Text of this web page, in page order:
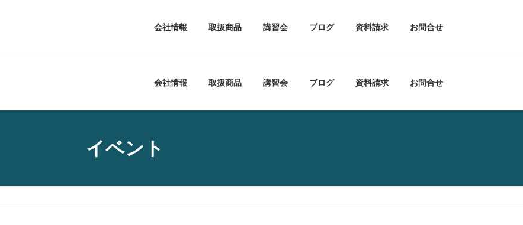
会社情報 取扱商品 講習会 ブログ 資料請求 お問合せ
会社情報 取扱商品 講習会 ブログ 資料請求 お問合せ
イベント